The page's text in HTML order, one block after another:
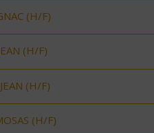
(H/F)
(H/F)
(H/F)
(H/F)